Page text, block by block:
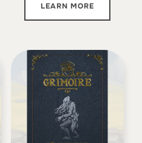
LEARN MORE